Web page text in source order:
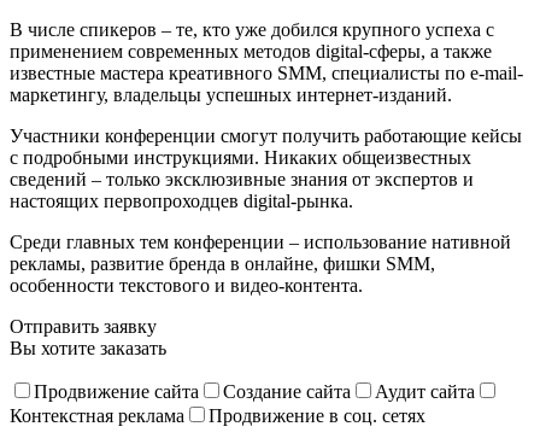
В числе спикеров – те, кто уже добился крупного успеха с
применением современных методов digital-сферы, а также
известные мастера креативного SMM, специалисты по e-mail-
маркетингу, владельцы успешных интернет-изданий.
Участники конференции смогут получить работающие кейсы
с подробными инструкциями. Никаких общеизвестных
сведений – только эксклюзивные знания от экспертов и
настоящих первопроходцев digital-рынка.
Среди главных тем конференции – использование нативной
рекламы, развитие бренда в онлайне, фишки SMM,
особенности текстового и видео-контента.
Отправить заявку
Вы хотите заказать
Продвижение сайта Создание сайта
Аудит сайта
Контекстная реклама
Продвижение в соц. сетях